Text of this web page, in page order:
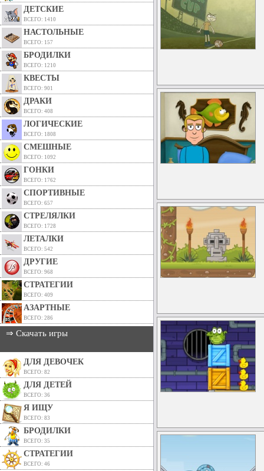
ДЕТСКИЕ
ВСЕГО: 1410
НАСТОЛЬНЫЕ
ВСЕГО: 157
БРОДИЛКИ
ВСЕГО: 1210
КВЕСТЫ
ВСЕГО: 901
ДРАКИ
ВСЕГО: 408
ЛОГИЧЕСКИЕ
ВСЕГО: 1808
СМЕШНЫЕ
ВСЕГО: 1092
ГОНКИ
ВСЕГО: 1762
СПОРТИВНЫЕ
ВСЕГО: 657
СТРЕЛЯЛКИ
ВСЕГО: 1728
ЛЕТАЛКИ
ВСЕГО: 542
ДРУГИЕ
ВСЕГО: 968
СТРАТЕГИИ
ВСЕГО: 409
АЗАРТНЫЕ
ВСЕГО: 286
⇒ Скачать игры
ДЛЯ ДЕВОЧЕК
ВСЕГО: 82
ДЛЯ ДЕТЕЙ
ВСЕГО: 36
Я ИЩУ
ВСЕГО: 83
БРОДИЛКИ
ВСЕГО: 35
СТРАТЕГИИ
ВСЕГО: 46